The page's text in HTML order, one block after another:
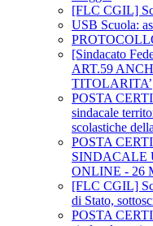
[FLC CGIL]
USB Scuola:
[Sindacato
ART.59
TITOLARITA’
POSTA
sindacale
scolastiche
POSTA
SINDACALE
ONLINE - 26
[FLC CGIL]
di Stato,
POSTA